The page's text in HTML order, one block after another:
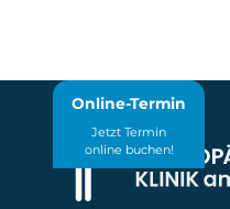
Online-Termin
Jetzt Termin
online buchen!